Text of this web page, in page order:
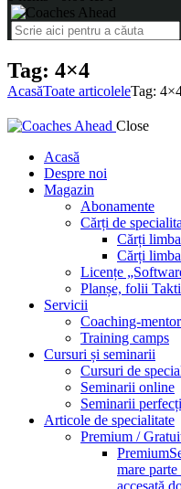
Tag: 4×4
AcasăToate articoleleTag:
Close
Acasă
Despre noi
Magazin
Abonamente
Cărți de
Cărți
Cărți
Licențe
Planșe, folii
Servicii
Coaching-
Training camps
Cursuri și seminarii
Cursuri de
Seminarii online
Seminarii
Articole de specialitate
Premium /
Premium
mare
accesată